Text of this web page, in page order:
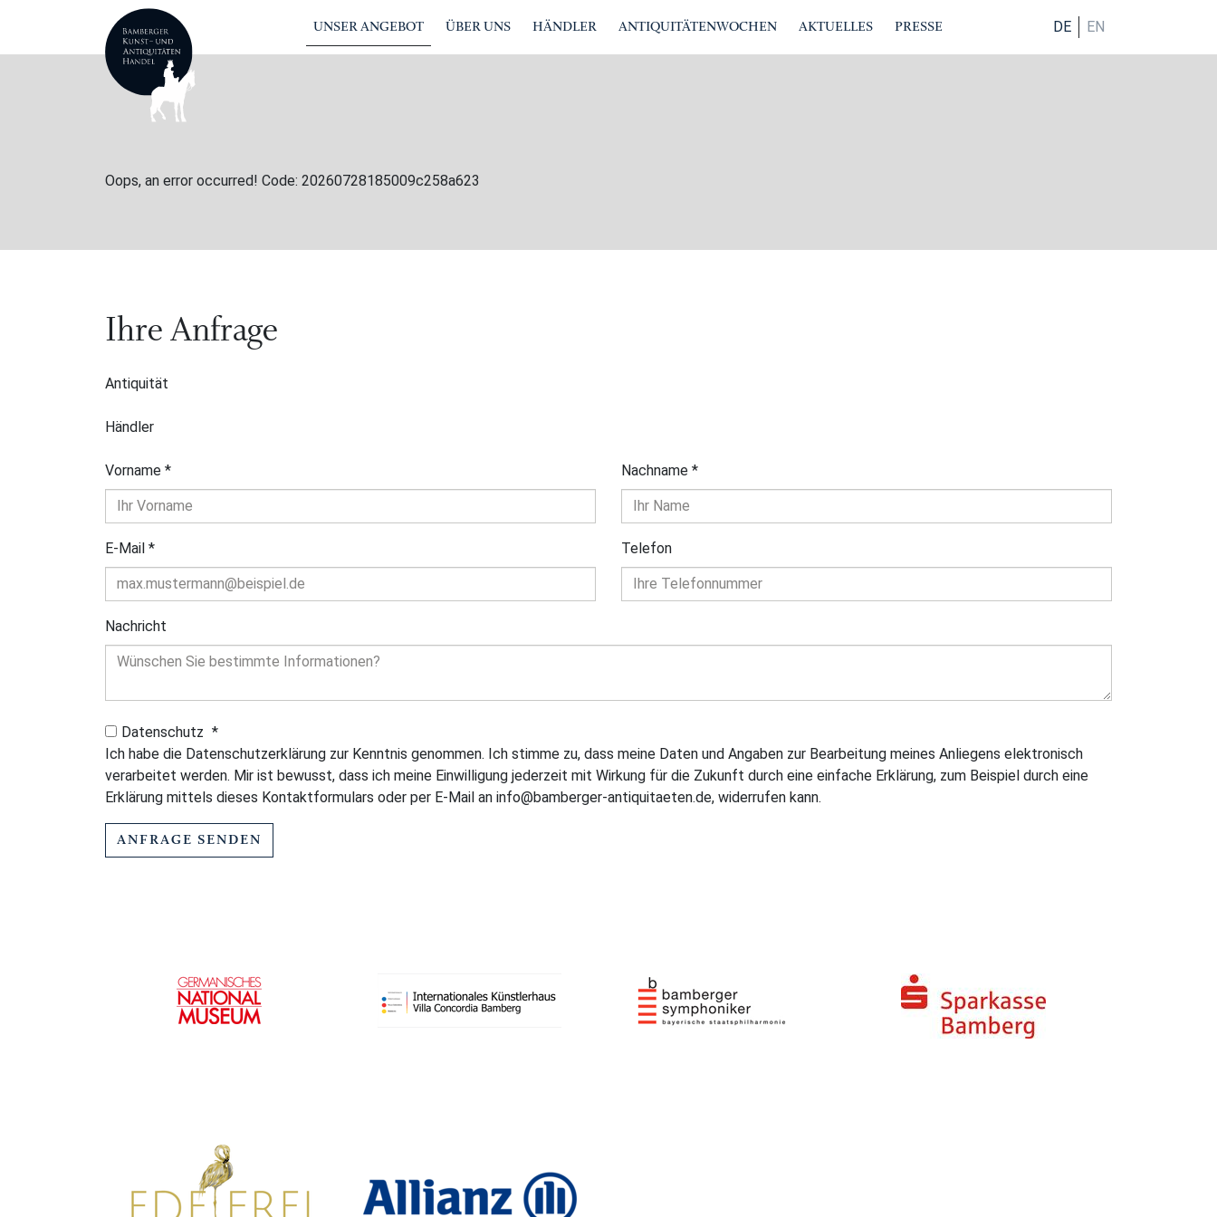
UNSER ANGEBOT ÜBER UNS HÄNDLER ANTIQUITÄTENWOCHEN AKTUELLES PRESSE DE EN
Oops, an error occurred! Code: 20260728185009c258a623
Ihre Anfrage
Antiquität
Händler
Vorname * Nachname *
E-Mail * Telefon
Nachricht
Datenschutz *
Ich habe die Datenschutzerklärung zur Kenntnis genommen. Ich stimme zu, dass meine Daten und Angaben zur Bearbeitung meines Anliegens elektronisch
verarbeitet werden. Mir ist bewusst, dass ich meine Einwilligung jederzeit mit Wirkung für die Zukunft durch eine einfache Erklärung, zum Beispiel durch eine
Erklärung mittels dieses Kontaktformulars oder per E-Mail an info@bamberger-antiquitaeten.de, widerrufen kann.
ANFRAGE SENDEN